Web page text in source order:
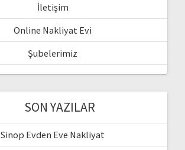
İletişim
Online Nakliyat Evi
Şubelerimiz
SON YAZILAR
Sinop Evden Eve Nakliyat